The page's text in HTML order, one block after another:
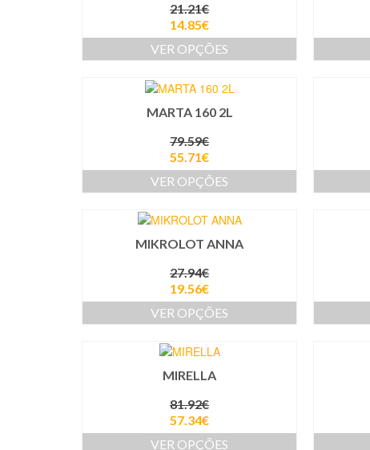
21.21€
14.85€
VER OPÇÕES
MARTA 160 2L
79.59€
55.71€
VER OPÇÕES
MIKROLOT ANNA
27.94€
19.56€
VER OPÇÕES
MIRELLA
81.92€
57.34€
VER OPÇÕES